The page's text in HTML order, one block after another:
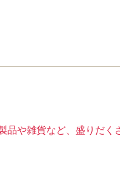
や雑貨など、盛りだく